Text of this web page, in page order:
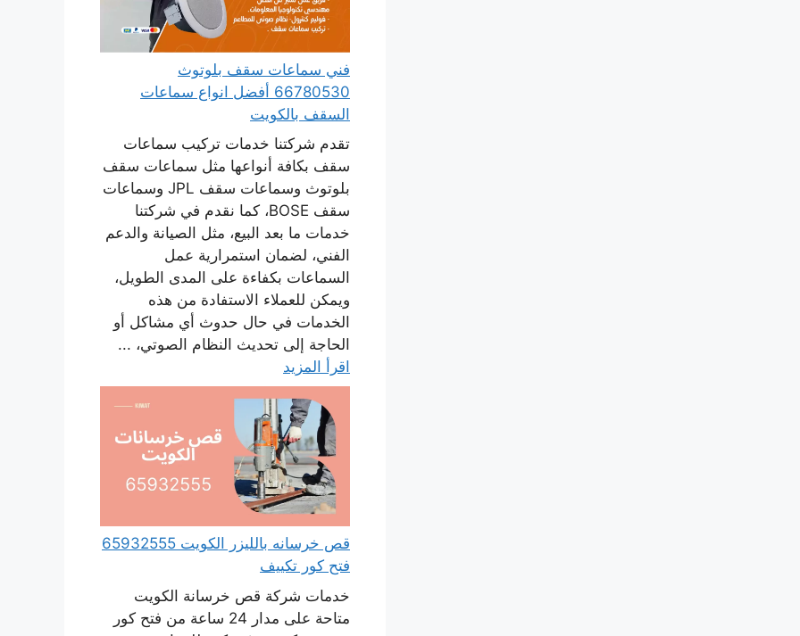
فني سماعات سقف بلوتوث
66780530 أفضل انواع سماعات
السقف بالكويت
تقدم شركتنا خدمات تركيب سماعات
سقف بكافة أنواعها مثل سماعات سقف
بلوتوث وسماعات سقف JPL وسماعات
سقف BOSE، كما نقدم في شركتنا
خدمات ما بعد البيع، مثل الصيانة والدعم
الفني، لضمان استمرارية عمل
السماعات بكفاءة على المدى الطويل،
ويمكن للعملاء الاستفادة من هذه
الخدمات في حال حدوث أي مشاكل أو
الحاجة إلى تحديث النظام الصوتي، ...
اقرأ المزيد
قص خرسانه بالليزر الكويت 65932555
فتح كور تكييف
خدمات شركة قص خرسانة الكويت
متاحة على مدار 24 ساعة من فتح كور